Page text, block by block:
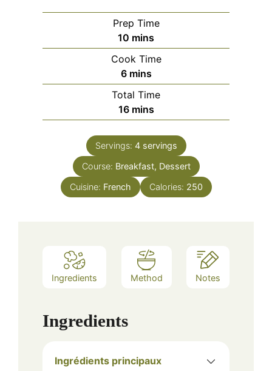
Prep Time
10 minutes
mins
Cook Time
6minutes
mins
Total Time
16minutes
mins
Servings: 4 servings
Course: Breakfast, Dessert
Cuisine: French Calories: 250
Ingredients Method Notes
Ingredients
Ingrédients principaux